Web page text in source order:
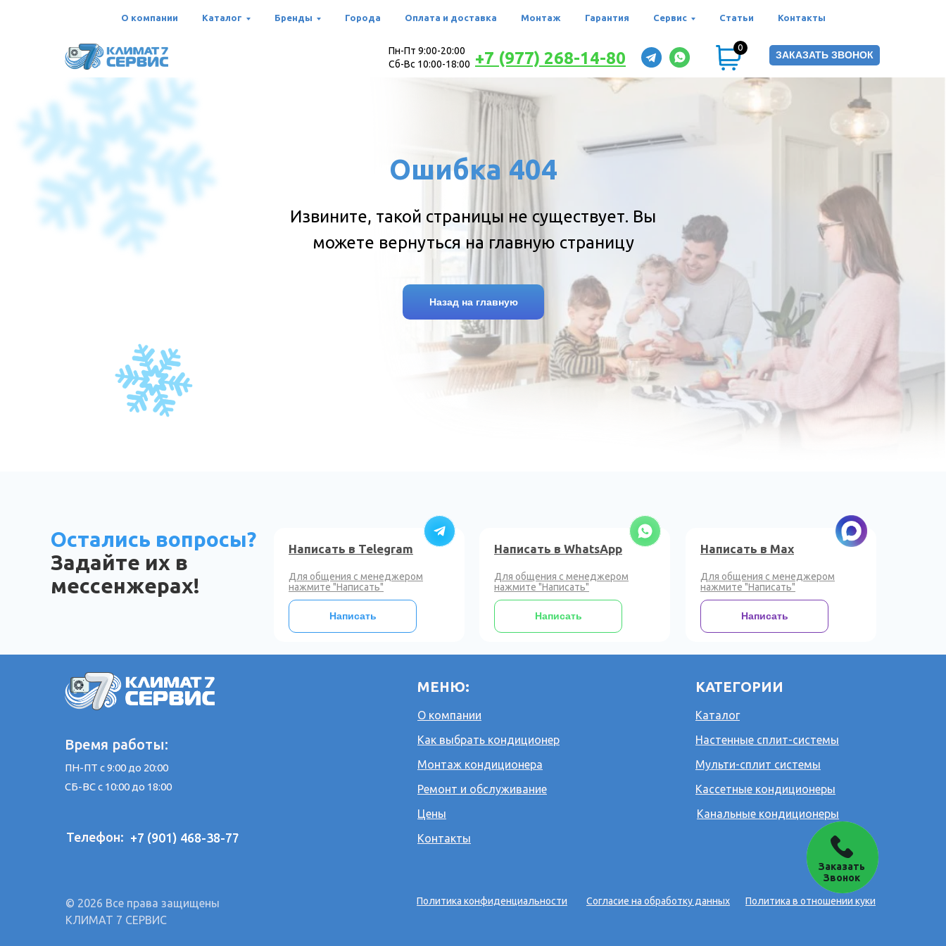
О компании Каталог Бренды Города Оплата и доставка Монтаж Гарантия Сервис Статьи Контакты
ЗАКАЗАТЬ ЗВОНОК
+7 (977) 268-14-80
Пн-Пт 9:00-20:00
Сб-Вс 10:00-18:00
0
Ошибка 404
Извините, такой страницы не существует. Вы
можете вернуться на главную страницу
Назад на главную
Остались вопросы?
Задайте их в
мессенжерах!
Написать в WhatsApp
Для общения с менеджером
нажмите "Написать"
Написать
Написать в Max
Для общения с менеджером
нажмите "Написать"
Написать
Написать в Telegram
Для общения с менеджером
нажмите "Написать"
Написать
Политика в отношении куки
Согласие на обработку данных
Политика конфиденциальности
Время работы:
ПН-ПТ с 9:00 до 20:00
СБ-ВС с 10:00 до 18:00
МЕНЮ:
О компании
Как выбрать кондиционер
Цены
Ремонт и обслуживание
Контакты
Кассетные кондиционеры
Канальные кондиционеры
Настенные сплит-системы
Мульти-сплит системы
Каталог
КАТЕГОРИИ
Монтаж кондиционера
© 2026 Все права защищены
КЛИМАТ 7 СЕРВИС
Телефон: +7 (901) 468-38-77
Заказать
Звонок